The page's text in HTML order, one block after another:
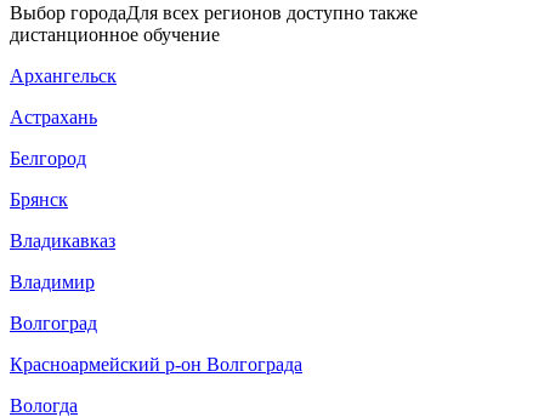
Выбор городаДля всех регионов доступно также
дистанционное обучение
Архангельск
Астрахань
Белгород
Брянск
Владикавказ
Владимир
Волгоград
Красноармейский р-он Волгограда
Вологда